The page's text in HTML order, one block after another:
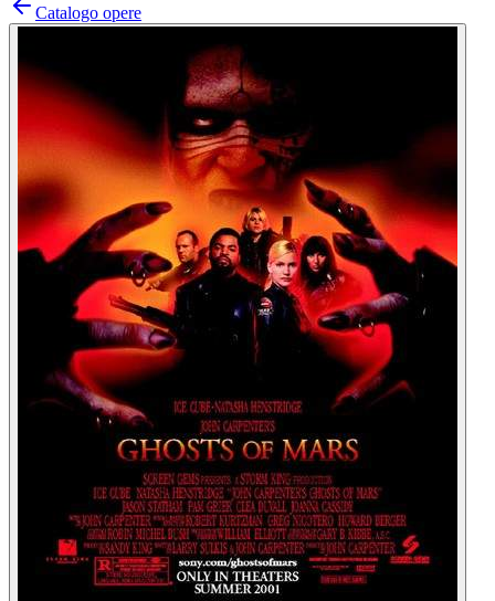
Catalogo opere